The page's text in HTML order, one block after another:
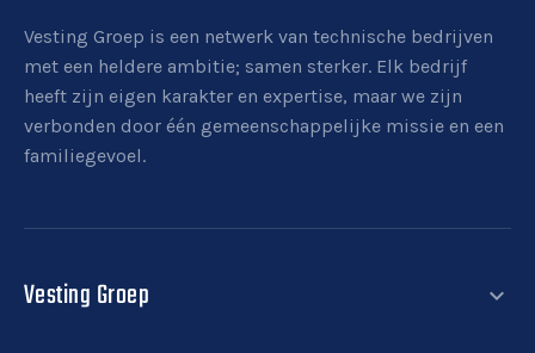
Vesting Groep is een netwerk van technische bedrijven
met een heldere ambitie; samen sterker. Elk bedrijf
heeft zijn eigen karakter en expertise, maar we zijn
verbonden door één gemeenschappelijke missie en een
familiegevoel.
Vesting Groep expand_more